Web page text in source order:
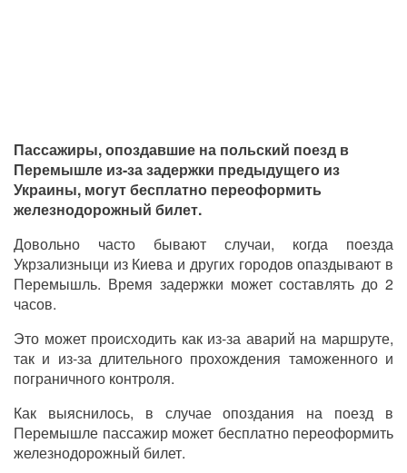
Пассажиры, опоздавшие на польский поезд в
Перемышле из-за задержки предыдущего из
Украины, могут бесплатно переоформить
железнодорожный билет.
Довольно часто бывают случаи, когда поезда
Укрзализныци из Киева и других городов опаздывают в
Перемышль. Время задержки может составлять до 2
часов.
Это может происходить как из-за аварий на маршруте,
так и из-за длительного прохождения таможенного и
пограничного контроля.
Как выяснилось, в случае опоздания на поезд в
Перемышле пассажир может бесплатно переоформить
железнодорожный билет.